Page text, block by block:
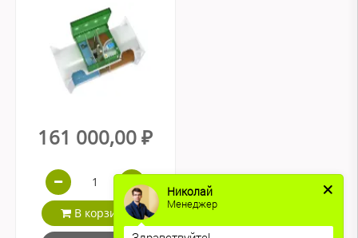
161 000,00 ₽
В корзину
Николай
Менеджер